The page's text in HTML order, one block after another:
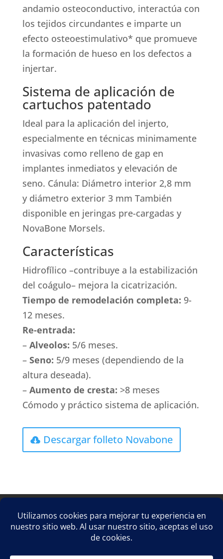
andamio osteoconductivo, interactúa con
los tejidos circundantes e imparte un
efecto osteoestimulativo* que promueve
la formación de hueso en los defectos a
injertar.
Sistema de aplicación de
cartuchos patentado
Ideal para la aplicación del injerto,
especialmente en técnicas minimamente
invasivas como relleno de gap en
implantes inmediatos y elevación de
seno. Cánula: Diámetro interior 2,8 mm
y diámetro exterior 3 mm También
disponible en jeringas pre-cargadas y
NovaBone Morsels.
Características
Hidrofílico –contribuye a la estabilización
del coágulo– mejora la cicatrización.
Tiempo de remodelación completa: 9-
12 meses.
Re-entrada:
– Alveolos: 5/6 meses.
– Seno: 5/9 meses (dependiendo de la
altura deseada).
– Aumento de cresta: >8 meses
Cómodo y práctico sistema de aplicación.
Descargar folleto Novabone
Política de cookies
Suscríbete a CJ Distribuciones